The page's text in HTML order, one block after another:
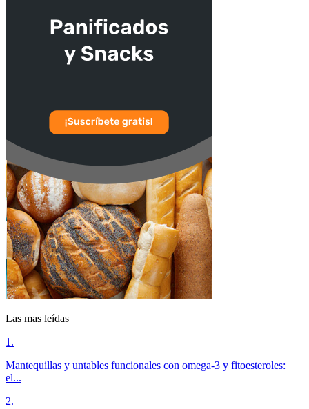
Las mas leídas
1 .
Mantequillas y untables funcionales con omega-3 y fitoesteroles:
el...
2.